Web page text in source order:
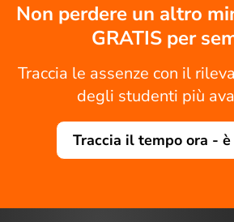
Non perdere un altro
GRATIS per
Traccia le assenze con il
degli studenti più
Traccia il tempo ora - è